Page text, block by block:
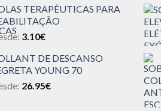
TERAPÊUTICAS PARA
3.10€
DE DESCANSO
YOUNG 70
26.95€